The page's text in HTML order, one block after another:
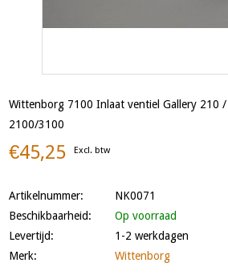
Wittenborg 7100 Inlaat ventiel Gallery 210
2100/3100
€45,25 Excl. btw
Artikelnummer:
NK0071
Beschikbaarheid:
Op voorraad
Levertijd:
1-2 werkdagen
Merk:
Wittenborg